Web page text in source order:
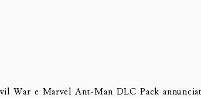
War e Marvel Ant-Man DLC Pack